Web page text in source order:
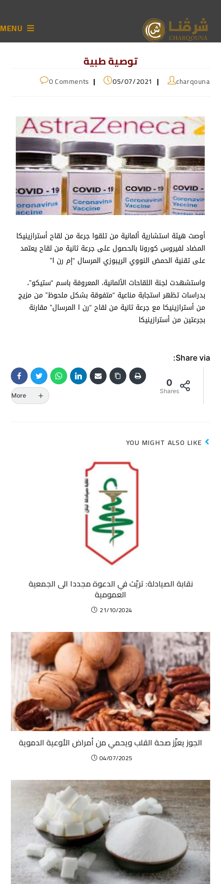
MENU
توصية طبية
charqouna
05/07/2021
0 Comments
أوصت هيئة استشارية ألمانية من تلقوا جرعة من لقاح أسترازينيكا
المضاد لفيروس كورونا بالحصول على جرعة ثانية من لقاح يعتمد
على تقنية الحمض النووي الريبوزي المرسال “إم رن ا”
واستشهدت لجنة اللقاحات الألمانية، المعروفة باسم “ستيكو”،
بدراسات تظهر استجابة مناعية “متفوقة بشكل ملحوظ” من مزيج
من أسترازينيكا مع جرعة ثانية من لقاح “رن ا المرسال” مقارنة
بجرعتين من أسترازينيكا
Share via:
0
Shares
More
YOU MIGHT ALSO LIKE
نقابة الصيادلة: تريّث في الدعوة مجددا الى الجمعية
العمومية
21/10/2024
الجوز يعزّز صحة القلب ويحمي من أمراض الأوعية الدموية
04/07/2025